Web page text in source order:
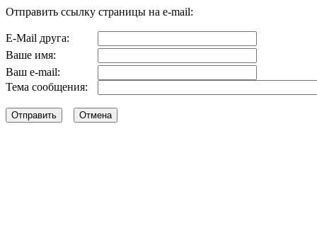
Отправить ссылку страницы на e-mail:
E-Mail друга:
Ваше имя:
Ваш e-mail:
Тема сообщения: